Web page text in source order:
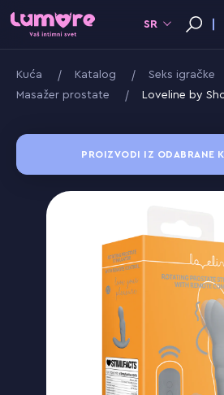
SR
Kuća Katalog
Seks igračke
Masažer prostate
Loveline by
PROIZVODI IZ ODABRANE